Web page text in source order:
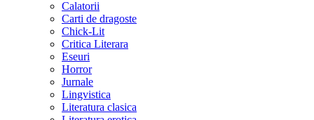
Calatorii
Carti de dragoste
Chick-Lit
Critica Literara
Eseuri
Horror
Jurnale
Lingvistica
Literatura clasica